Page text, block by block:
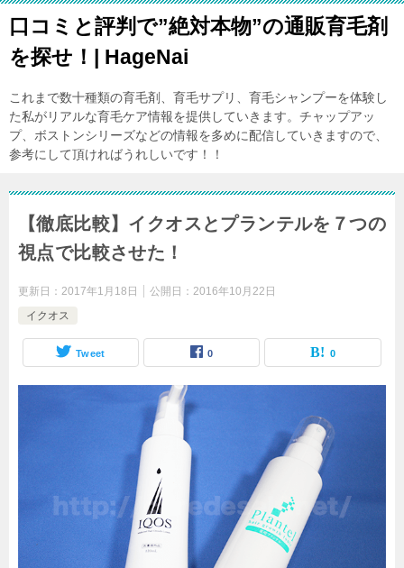
口コミと評判で”絶対本物”の通販育毛剤
を探せ！| HageNai
これまで数十種類の育毛剤、育毛サプリ、育毛シャンプーを体験し
た私がリアルな育毛ケア情報を提供していきます。チャップアッ
プ、ボストンシリーズなどの情報を多めに配信していきますので、
参考にして頂ければうれしいです！！
【徹底比較】イクオスとプランテルを７つの
視点で比較させた！
更新日： 2017年1月18日 公開日： 2016年10月22日
イクオス
Tweet 0 0